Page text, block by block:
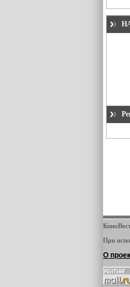
При
О